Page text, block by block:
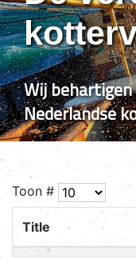
Wij behartigen
Nederlandse
Toon #
Title